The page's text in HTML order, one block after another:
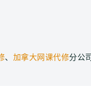
、 加拿大网课代修分公